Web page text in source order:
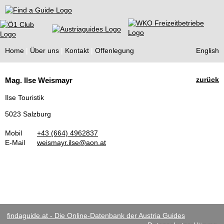
Find a Guide
Home Über uns Kontakt Offenlegung English
Guides
zurück
Mag. Ilse Weismayr
Ilse Touristik
5023 Salzburg
Mobil
+43 (664) 4962837
E-Mail
weismayr.ilse@aon.at
findaguide.at - Die Online-Datenbank der Austria Guides